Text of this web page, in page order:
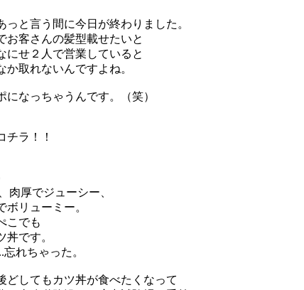
っと言う間に今日が終わりました。
お客さんの髪型載せたいと
にせ２人で営業していると
か取れないんですよね。
になっちゃうんです。（笑）
チラ！！
肉厚でジューシー、
ボリューミー。
こでも
です。
れちゃった。
どしてもカツ丼が食べたくなって